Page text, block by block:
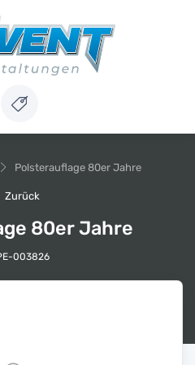
Polsterauflage 80er Jahre
Zurück
80er Jahre
003826